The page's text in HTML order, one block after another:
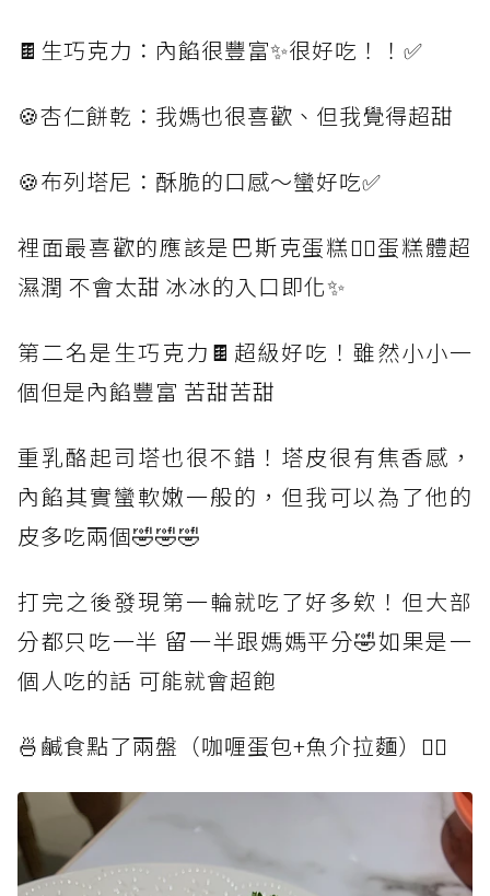
🍫生巧克力：內餡很豐富✨很好吃！！✅
🍪杏仁餅乾：我媽也很喜歡、但我覺得超甜
🍪布列塔尼：酥脆的口感～蠻好吃✅
裡面最喜歡的應該是巴斯克蛋糕👆🏻蛋糕體超
濕潤 不會太甜 冰冰的入口即化✨
第二名是生巧克力🍫超級好吃！雖然小小一
個但是內餡豐富 苦甜苦甜
重乳酪起司塔也很不錯！塔皮很有焦香感，
內餡其實蠻軟嫩一般的，但我可以為了他的
皮多吃兩個🤣🤣🤣
打完之後發現第一輪就吃了好多欸！但大部
分都只吃一半 留一半跟媽媽平分🤣如果是一
個人吃的話 可能就會超飽
🍜鹹食點了兩盤（咖喱蛋包+魚介拉麵）👇🏻